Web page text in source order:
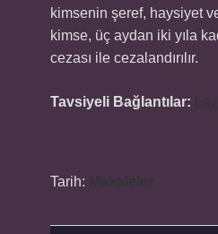
kimsenin şeref, haysiyet
kimse, üç aydan iki yıla
cezası ile cezalandırılır.
Tavsiyeli Bağlantılar:
Tarih: